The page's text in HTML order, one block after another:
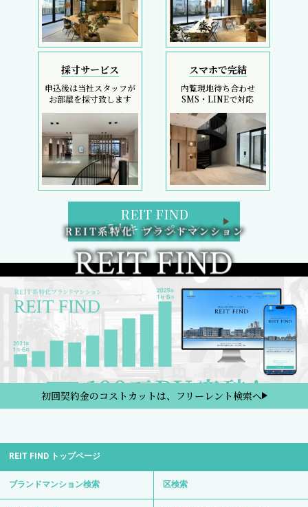
採寸サービス
申込後は当社スタッフが
お部屋を採寸致します
スマホで完結
内覧現地待ち合わせ
SMS・LINEで対応
REIT FIND
5大キャンペーン
初回契約金のコストカットは、フリーレント検索へ
REIT FIND トップページ
ブランドマンション検索 区検索